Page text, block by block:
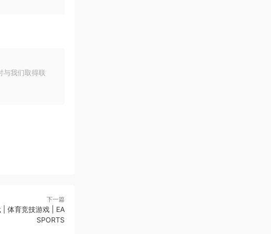
与我们取得联
下一篇
| 体育竞技游戏 | EA
SPORTS